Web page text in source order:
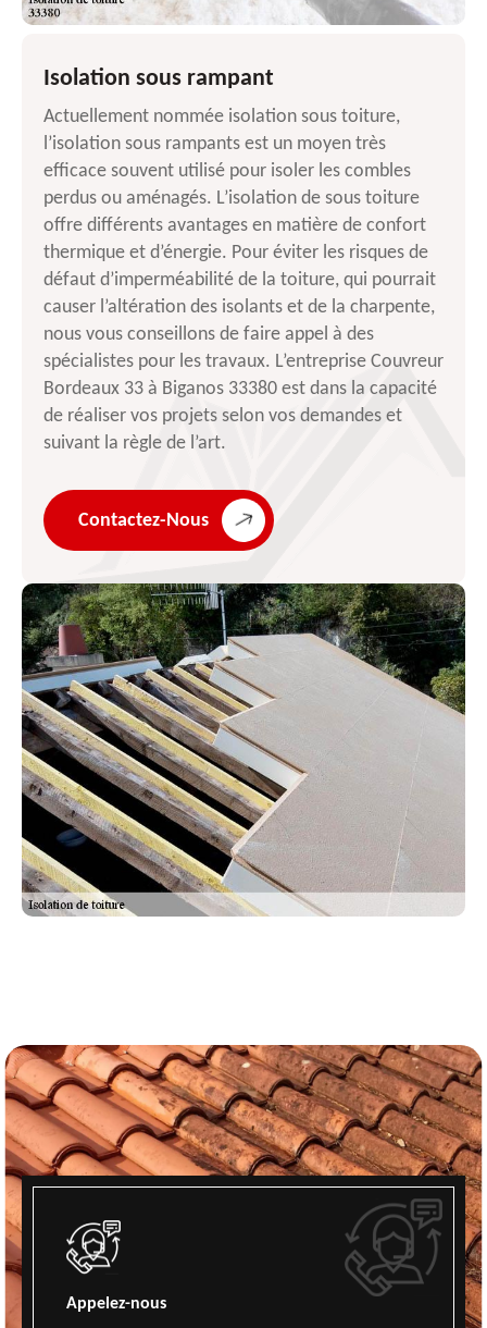
Isolation sous rampant
Actuellement nommée isolation sous toiture,
l’isolation sous rampants est un moyen très
efficace souvent utilisé pour isoler les combles
perdus ou aménagés. L’isolation de sous toiture
offre différents avantages en matière de confort
thermique et d’énergie. Pour éviter les risques de
défaut d’imperméabilité de la toiture, qui pourrait
causer l’altération des isolants et de la charpente,
nous vous conseillons de faire appel à des
spécialistes pour les travaux. L’entreprise Couvreur
Bordeaux 33 à Biganos 33380 est dans la capacité
de réaliser vos projets selon vos demandes et
suivant la règle de l’art.
Contactez-Nous
Appelez-nous